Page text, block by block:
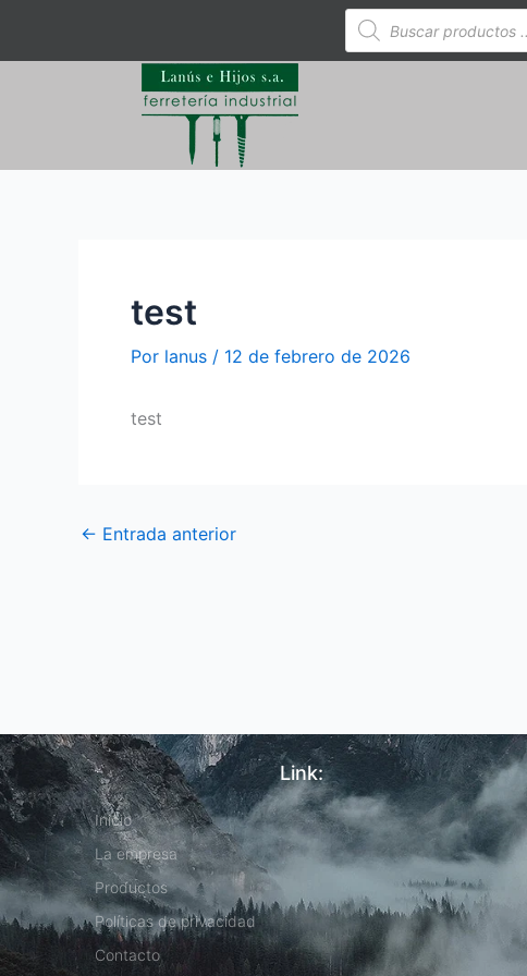
Búsqueda
de
productos
test
Por lanus / 12 de febrero de 2026
test
← Entrada anterior
Link:
Inicio
La empresa
Productos
Políticas de privacidad
Contacto